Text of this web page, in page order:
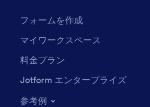
フォームを作成
マイワークスペース
料金プラン
Jotform エンタープライズ
参考例